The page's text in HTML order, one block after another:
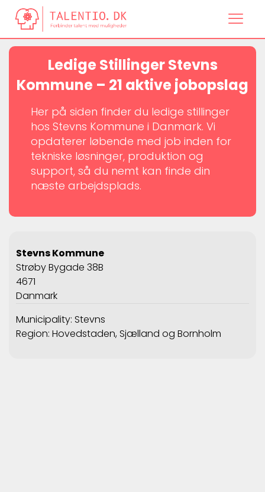
Ledige Stillinger Stevns
Kommune – 21 aktive jobopslag
Her på siden finder du ledige stillinger
hos Stevns Kommune i Danmark. Vi
opdaterer løbende med job inden for
tekniske løsninger, produktion og
support, så du nemt kan finde din
næste arbejdsplads.
Stevns Kommune
Strøby Bygade 38B
4671
Danmark
Municipality: Stevns
Region: Hovedstaden, Sjælland og Bornholm